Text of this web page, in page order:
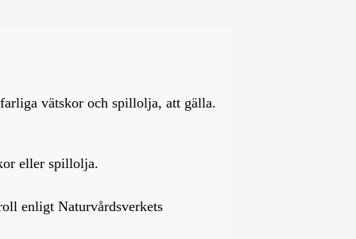
vätskor och spillolja, att gälla.
eller spillolja.
enligt Naturvårdsverkets